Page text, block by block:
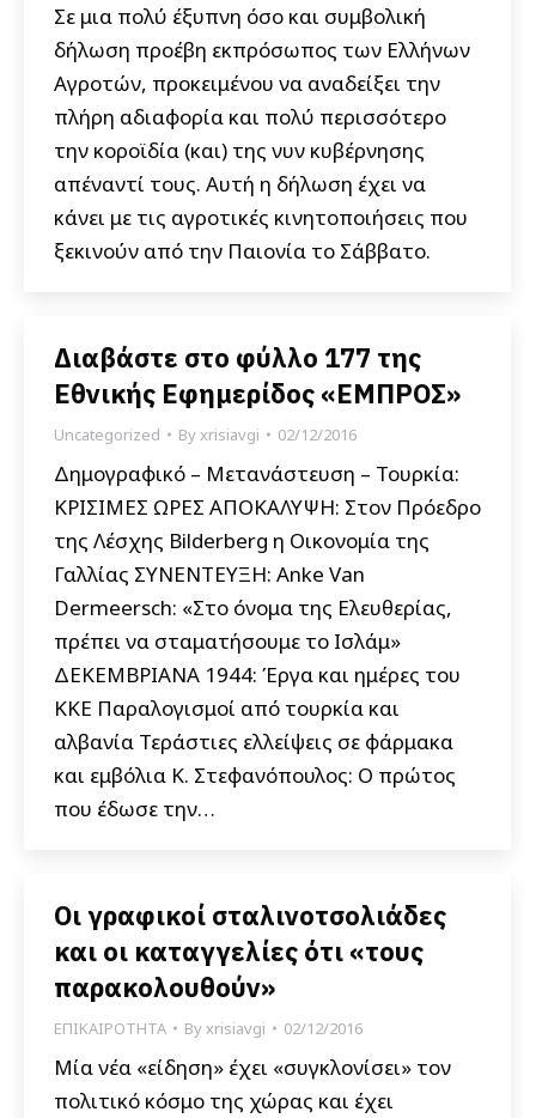
Σε μια πολύ έξυπνη όσο και συμβολική
δήλωση προέβη εκπρόσωπος των Ελλήνων
Αγροτών, προκειμένου να αναδείξει την
πλήρη αδιαφορία και πολύ περισσότερο
την κοροϊδία (και) της νυν κυβέρνησης
απέναντί τους. Αυτή η δήλωση έχει να
κάνει με τις αγροτικές κινητοποιήσεις που
ξεκινούν από την Παιονία το Σάββατο.
Διαβάστε στο φύλλο 177 της
Εθνικής Εφημερίδος «ΕΜΠΡΟΣ»
Uncategorized Byxrisiavgi 02/12/2016
Δημογραφικό – Μετανάστευση – Τουρκία:
ΚΡΙΣΙΜΕΣ ΩΡΕΣ ΑΠΟΚΑΛΥΨΗ: Στον Πρόεδρο
της Λέσχης Bilderberg η Οικονομία της
Γαλλίας ΣΥΝΕΝΤΕΥΞΗ: Anke Van
Dermeersch: «Στο όνομα της Ελευθερίας,
πρέπει να σταματήσουμε το Ισλάμ»
ΔΕΚΕΜΒΡΙΑΝΑ 1944: Έργα και ημέρες του
ΚΚΕ Παραλογισμοί από τουρκία και
αλβανία Τεράστιες ελλείψεις σε φάρμακα
και εμβόλια Κ. Στεφανόπουλος: Ο πρώτος
που έδωσε την…
Οι γραφικοί σταλινοτσολιάδες
και οι καταγγελίες ότι «τους
παρακολουθούν»
ΕΠΙΚΑΙΡΟΤΗΤΑ Byxrisiavgi 02/12/2016
Μία νέα «είδηση» έχει «συγκλονίσει» τον
πολιτικό κόσμο της χώρας και έχει